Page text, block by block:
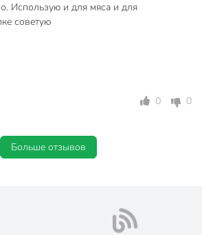
черный
Флюид
Использую и для мяса и для
советую
0 0
Больше отзывов